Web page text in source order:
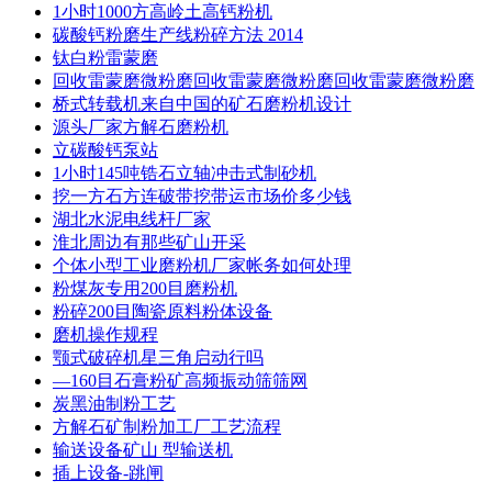
1小时1000方高岭土高钙粉机
碳酸钙粉磨生产线粉碎方法 2014
钛白粉雷蒙磨
回收雷蒙磨微粉磨回收雷蒙磨微粉磨回收雷蒙磨微粉磨
桥式转载机来自中国的矿石磨粉机设计
源头厂家方解石磨粉机
立碳酸钙泵站
1小时145吨锆石立轴冲击式制砂机
挖一方石方连破带挖带运市场价多少钱
湖北水泥电线杆厂家
淮北周边有那些矿山开采
个体小型工业磨粉机厂家帐务如何处理
粉煤灰专用200目磨粉机
粉碎200目陶瓷原料粉体设备
磨机操作规程
颚式破碎机星三角启动行吗
―160目石膏粉矿高频振动筛筛网
炭黑油制粉工艺
方解石矿制粉加工厂工艺流程
输送设备矿山 型输送机
插上设备-跳闸